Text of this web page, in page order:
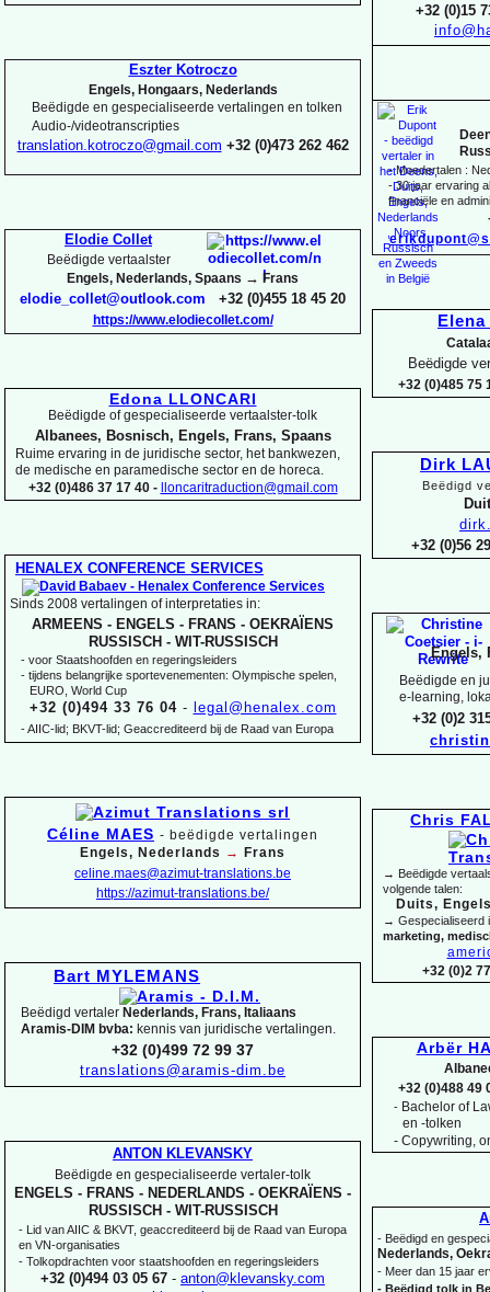
+32 (0)15
-Moedertalen :
-30 jaar ervaring
financiële en
Beëdigde
+32 (0)485 75
Dirk
Beëdigd
+32 (0)56
Engels,
Beëdigde en
e- learning,
+32 (0)2
Chris
→ Beëdigde
volgende talen:
Duits,
→ Gespecialiseerd
marketing,
+32 (0)2
Arbër
+32 (0)488 49
- Bachelor of
en -tolken
- Copywriting,
- Beëdigd en
Nederlands,
- Meer dan 15 jaar
- Beëdigd tolk in
Eszter Kotroczo
Engels, Hongaars, Nederlands
Beëdigde en gespecialiseerde vertalingen en tolken
Audio-/videotranscripties
translation.kotroczo@gmail.com +32 (0)473 262 462
Elodie Collet
Beëdigde vertaalster
Engels, Nederlands, Spaans → Frans
elodie_collet@outlook.com +32 (0)455 18 45 20
https://www.elodiecollet.com/
Edona LLONCARI
Beëdigde of gespecialiseerde vertaalster-tolk
Albanees, Bosnisch, Engels, Frans, Spaans
Ruime ervaring in de juridische sector, het bankwezen,
de medische en paramedische sector en de horeca.
+32 (0)486 37 17 40 -
lloncaritraduction@gmail.com
HENALEX CONFERENCE SERVICES
Sinds 2008 vertalingen of interpretaties in:
ARMEENS - ENGELS - FRANS - OEKRAÏENS
RUSSISCH -WIT-RUSSISCH
- voor Staatshoofden en regeringsleiders
- tijdens belangrijke sportevenementen: Olympische spelen,
EURO, World Cup
+32 (0)494 33 76 04- legal@henalex.com
-AIIC-lid; BKVT-lid; Geaccrediteerd bij de Raad van Europa
Céline MAES - beëdigde vertalingen
Engels, Nederlands →
Frans
celine.maes@azimut-translations.be
https://azimut-translations.be/
Bart MYLEMANS
Beëdigd vertaler Nederlands, Frans, Italiaans
Aramis-DIM bvba: kennis van juridische vertalingen.
+32 (0)499 72 99 37
translations@aramis-dim.be
ANTON KLEVANSKY
Beëdigde en gespecialiseerde vertaler-tolk
ENGELS - FRANS - NEDERLANDS - OEKRAÏENS -
RUSSISCH -WIT-RUSSISCH
- Lid van AIIC & BKVT, geaccrediteerd bij de Raad van Europa
en VN-organisaties
- Tolkopdrachten voor staatshoofden en regeringsleiders
+32 (0)494 03 05 67 - anton@klevansky.com